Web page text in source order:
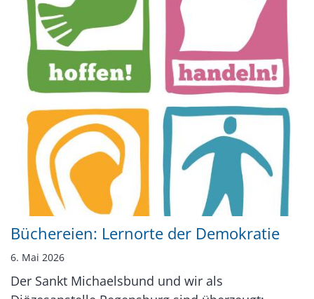
Büchereien: Lernorte der Demokratie
6. Mai 2026
Der Sankt Michaelsbund und wir als